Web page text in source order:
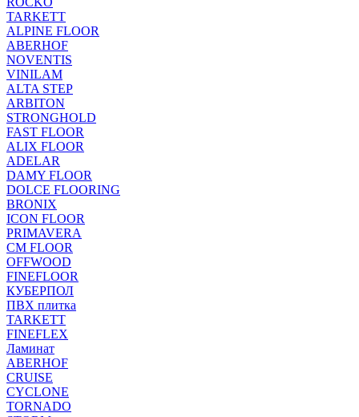
TARKETT
ALPINE FLOOR
ABERHOF
NOVENTIS
VINILAM
ALTA STEP
ARBITON
STRONGHOLD
FAST FLOOR
ALIX FLOOR
ADELAR
DAMY FLOOR
DOLCE FLOORING
BRONIX
ICON FLOOR
PRIMAVERA
CM FLOOR
OFFWOOD
FINEFLOOR
КУБЕРПОЛ
ПВХ плитка
TARKETT
FINEFLEX
Ламинат
ABERHOF
CRUISE
CYCLONE
TORNADO